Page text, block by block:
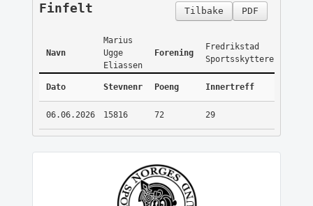
PDF
Tilbake
Finfelt
Navn
Marius
Ugge
Eliassen
Forening
Fredrikstad
Sportsskyttere
Dato Stevnenr Poeng Innertreff
06.06.2026 15816 72 29